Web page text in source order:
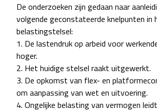
De onderzoeken zijn gedaan naar
volgende geconstateerde knelpunten in
belastingstelsel:
1. De lastendruk op arbeid voor
hoger.
2. Het huidige stelsel raakt uitgewerkt.
3. De opkomst van flex- en
om aanpassing van wet en uitvoering.
4. Ongelijke belasting van vermogen